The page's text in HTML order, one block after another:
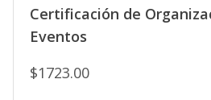
Certificación de
Eventos
$1723.00